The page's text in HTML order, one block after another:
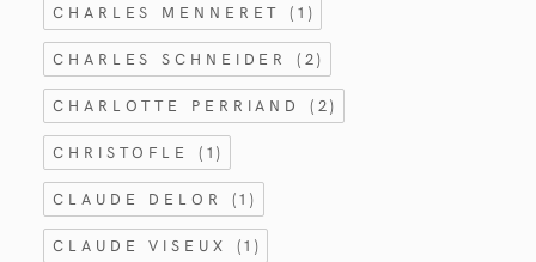
CHARLES MENNERET(1)
CHARLES SCHNEIDER(2)
CHARLOTTE PERRIAND(2)
CHRISTOFLE (1)
CLAUDE DELOR (1)
CLAUDE VISEUX (1)